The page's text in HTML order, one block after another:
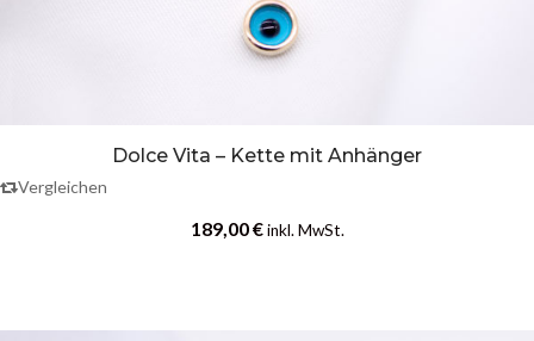
Dolce Vita – Kette mit Anhänger
Vergleichen
189,00€ inkl. MwSt.